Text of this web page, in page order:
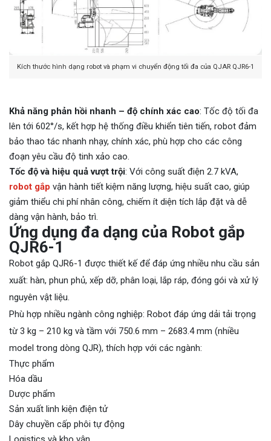
Kích thước hình dạng robot và phạm vi chuyển động tối đa của QJAR QJR6-1
Khả năng phản hồi nhanh – độ chính xác cao: Tốc độ tối đa
lên tới 602°/s, kết hợp hệ thống điều khiển tiên tiến, robot đảm
bảo thao tác nhanh nhạy, chính xác, phù hợp cho các công
đoạn yêu cầu độ tinh xảo cao.
Tốc độ và hiệu quả vượt trội: Với công suất điện 2.7 kVA,
robot gắp vận hành tiết kiệm năng lượng, hiệu suất cao, giúp
giảm thiểu chi phí nhân công, chiếm ít diện tích lắp đặt và dễ
dàng vận hành, bảo trì.
Ứng dụng đa dạng của Robot gắp
QJR6-1
Robot gắp QJR6-1 được thiết kế để đáp ứng nhiều nhu cầu sản
xuất: hàn, phun phủ, xếp dỡ, phân loại, lắp ráp, đóng gói và xử lý
nguyên vật liệu.
Phù hợp nhiều ngành công nghiệp: Robot đáp ứng dải tải trọng
từ 3 kg – 210 kg và tầm với 750.6 mm – 2683.4 mm (nhiều
model trong dòng QJR), thích hợp với các ngành:
Thực phẩm
Hóa dầu
Dược phẩm
Sản xuất linh kiện điện tử
Dây chuyền cấp phôi tự động